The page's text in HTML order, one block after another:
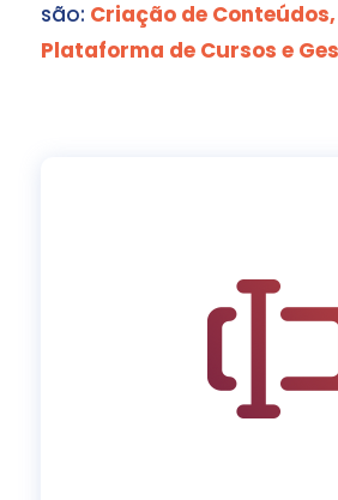
são: Criação de
Plataforma de Cursos e